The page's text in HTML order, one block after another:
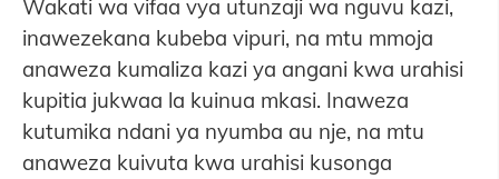
Wakati wa vifaa vya utunzaji wa nguvu kazi,
inawezekana kubeba vipuri, na mtu mmoja
anaweza kumaliza kazi ya angani kwa urahisi
kupitia jukwaa la kuinua mkasi. Inaweza
kutumika ndani ya nyumba au nje, na mtu
anaweza kuivuta kwa urahisi kusonga